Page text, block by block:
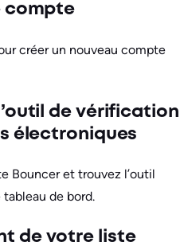
compte
créer un nouveau compte
de vérification
électroniques
Bouncer et trouvez l’outil
de bord.
de votre liste